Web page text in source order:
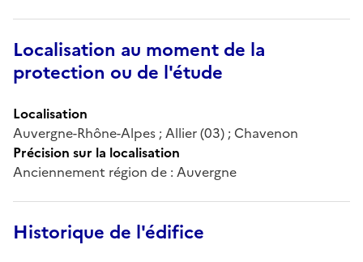
Localisation au moment de la
protection ou de l'étude
Localisation
Auvergne-Rhône-Alpes ; Allier (03) ; Chavenon
Précision sur la localisation
Anciennement région de : Auvergne
Historique de l'édifice